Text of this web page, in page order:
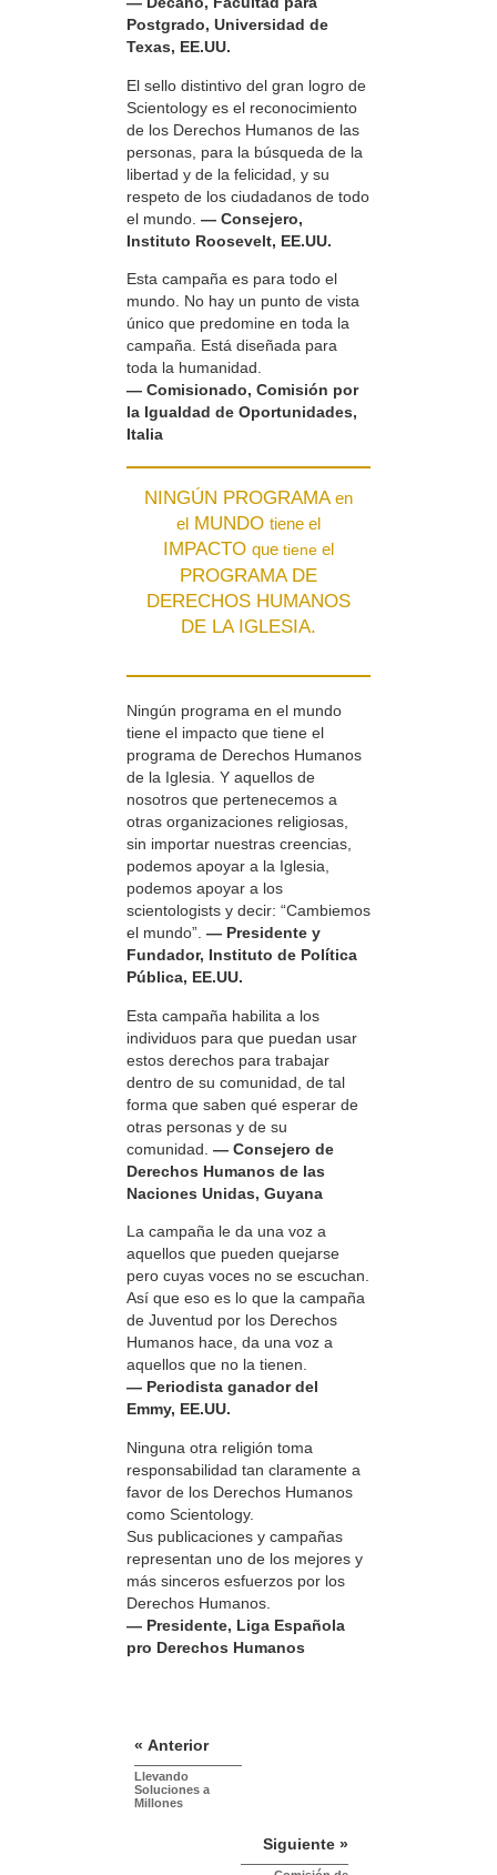
Postgrado, Universidad de
Texas, EE.UU.
El sello distintivo del gran logro de
Scientology es el reconocimiento
de los Derechos Humanos de las
personas, para la búsqueda de la
libertad y de la felicidad, y su
respeto de los ciudadanos de todo
el mundo. — Consejero,
Instituto Roosevelt, EE.UU.
Esta campaña es para todo el
mundo. No hay un punto de vista
único que predomine en toda la
campaña. Está diseñada para
toda la humanidad.
— Comisionado, Comisión por
la Igualdad de Oportunidades,
Italia
NINGÚN PROGRAMAen
el MUNDO tiene el
IMPACTO que tiene el
PROGRAMA DE
DERECHOS HUMANOS
DE LA IGLESIA.
Ningún programa en el mundo
tiene el impacto que tiene el
programa de Derechos Humanos
de la Iglesia. Y aquellos de
nosotros que pertenecemos a
otras organizaciones religiosas,
sin importar nuestras creencias,
podemos apoyar a la Iglesia,
podemos apoyar a los
scientologists y decir: “Cambiemos
el mundo”. — Presidente y
Fundador, Instituto de Política
Pública, EE.UU.
Esta campaña habilita a los
individuos para que puedan usar
estos derechos para trabajar
dentro de su comunidad, de tal
forma que saben qué esperar de
otras personas y de su
comunidad. — Consejero de
Derechos Humanos de las
Naciones Unidas, Guyana
La campaña le da una voz a
aquellos que pueden quejarse
pero cuyas voces no se escuchan.
Así que eso es lo que la campaña
de Juventud por los Derechos
Humanos hace, da una voz a
aquellos que no la tienen.
— Periodista ganador del
Emmy, EE.UU.
Ninguna otra religión toma
responsabilidad tan claramente a
favor de los Derechos Humanos
como Scientology.
Sus publicaciones y campañas
representan uno de los mejores y
más sinceros esfuerzos por los
Derechos Humanos.
— Presidente, Liga Española
pro Derechos Humanos
« Anterior
Llevando
Soluciones a
Millones
Siguiente »